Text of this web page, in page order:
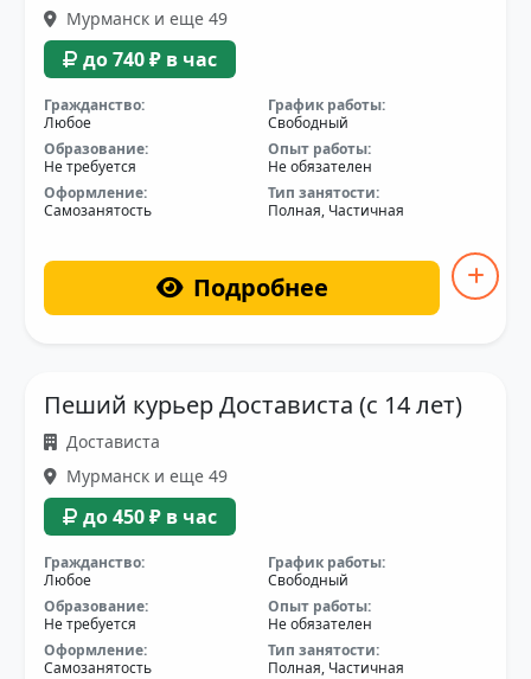
Мурманск и еще 49
до 740 ₽ в час
Гражданство:
Любое
График работы:
Свободный
Образование:
Не требуется
Опыт работы:
Не обязателен
Оформление:
Самозанятость
Тип занятости:
Полная, Частичная
Подробнее
Пеший курьер Достависта (с 14 лет)
Достависта
Мурманск и еще 49
до 450 ₽ в час
Гражданство:
Любое
График работы:
Свободный
Образование:
Не требуется
Опыт работы:
Не обязателен
Оформление:
Самозанятость
Тип занятости:
Полная, Частичная